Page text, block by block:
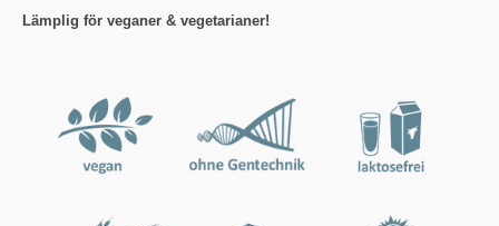
Lämplig för veganer & vegetarianer!